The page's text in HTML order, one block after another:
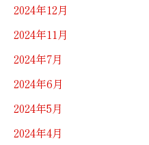
2024年12月
2024年11月
2024年7月
2024年6月
2024年5月
2024年4月